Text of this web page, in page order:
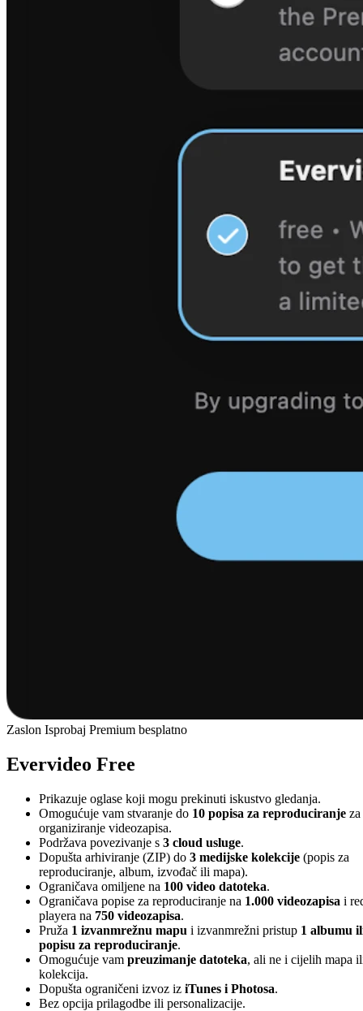
Zaslon Isprobaj Premium besplatno
Evervideo Free
Prikazuje oglase koji mogu prekinuti iskustvo gledanja.
Omogućuje vam stvaranje do 10 popisa za reproduciranje za
organiziranje videozapisa.
Podržava povezivanje s 3 cloud usluge.
Dopušta arhiviranje (ZIP) do 3 medijske kolekcije (popis za
reproduciranje, album, izvođač ili mapa).
Ograničava omiljene na 100 video datoteka.
Ograničava popise za reproduciranje na 1.000 videozapisa i
playera na 750 videozapisa.
Pruža 1 izvanmrežnu mapu i izvanmrežni pristup 1 albumu
popisu za reproduciranje.
Omogućuje vam preuzimanje datoteka, ali ne i cijelih mapa
kolekcija.
Dopušta ograničeni izvoz iz iTunes i Photosa.
Bez opcija prilagodbe ili personalizacije.